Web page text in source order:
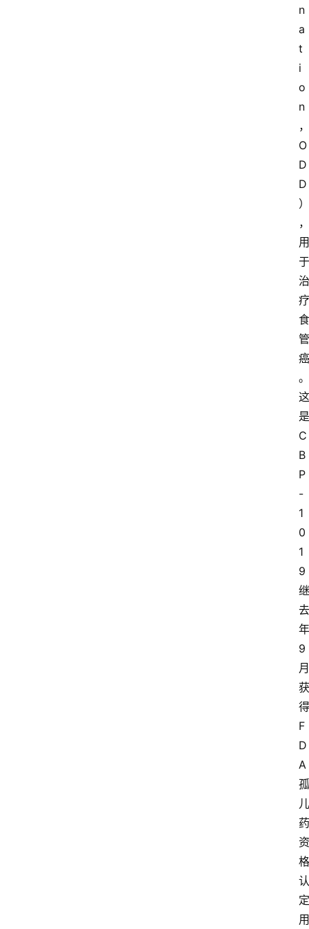
n
a
t
i
o
n
，
O
D
D
）
，
用
于
治
疗
食
管
癌
。
这
是
C
B
P
-
1
0
1
9
继
去
年
9
月
获
得
F
D
A
孤
儿
药
资
格
认
定
用